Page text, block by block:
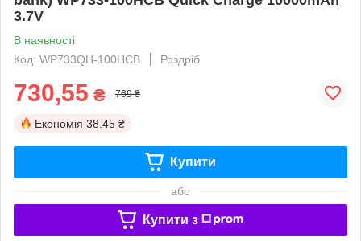
3.7V
В наявності
Код: WP733QH-100HCB
Роздріб
730,55 ₴ 769 ₴
Економія 38.45 ₴
Купити
або
Купити з